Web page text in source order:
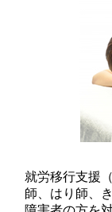
就労移行支援
師、はり師、